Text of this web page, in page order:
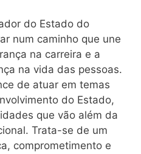
do Estado do
num caminho que une
na carreira e a
na vida das pessoas.
de atuar em temas
do Estado,
que vão além da
Trata-se de um
comprometimento e